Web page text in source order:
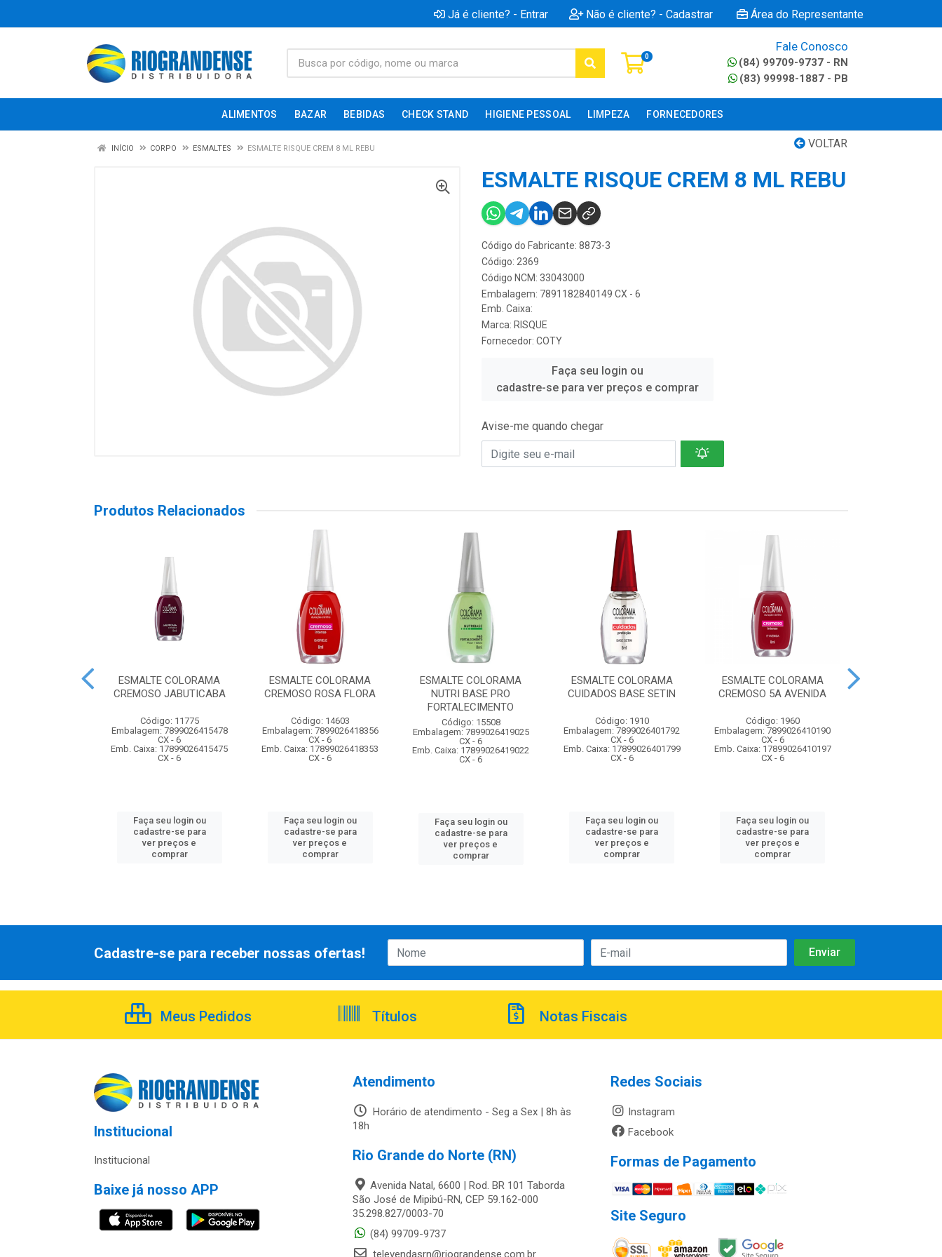
Já é cliente? - Entrar Não é cliente? - Cadastrar Área do Representante
0
Fale Conosco
(84) 99709-9737 - RN
(83) 99998-1887 - PB
ALIMENTOS BAZAR BEBIDAS CHECK STAND HIGIENE PESSOAL LIMPEZA FORNECEDORES
VOLTAR
INÍCIO CORPO ESMALTES ESMALTE RISQUE CREM 8 ML REBU
ESMALTE RISQUE CREM 8 ML REBU
Código do Fabricante: 8873-3
Código: 2369
Código NCM: 33043000
Embalagem: 7891182840149 CX - 6
Emb. Caixa:
Marca: RISQUE
Fornecedor: COTY
Faça seu login ou
cadastre-se para ver preços e comprar
Avise-me quando chegar
Produtos Relacionados
ESMALTE COLORAMA
CREMOSO JABUTICABA
Código: 11775
Embalagem: 7899026415478
CX - 6
Emb. Caixa: 17899026415475
CX - 6
Faça seu login ou
cadastre-se para
ver preços e
comprar
ESMALTE COLORAMA
CREMOSO ROSA FLORA
Código: 14603
Embalagem: 7899026418356
CX - 6
Emb. Caixa: 17899026418353
CX - 6
Faça seu login ou
cadastre-se para
ver preços e
comprar
ESMALTE COLORAMA
NUTRI BASE PRO
FORTALECIMENTO
Código: 15508
Embalagem: 7899026419025
CX - 6
Emb. Caixa: 17899026419022
CX - 6
Faça seu login ou
cadastre-se para
ver preços e
comprar
ESMALTE COLORAMA
CUIDADOS BASE SETIN
Código: 1910
Embalagem: 7899026401792
CX - 6
Emb. Caixa: 17899026401799
CX - 6
Faça seu login ou
cadastre-se para
ver preços e
comprar
ESMALTE COLORAMA
CREMOSO 5A AVENIDA
Código: 1960
Embalagem: 7899026410190
CX - 6
Emb. Caixa: 17899026410197
CX - 6
Faça seu login ou
cadastre-se para
ver preços e
comprar
Cadastre-se para receber nossas ofertas!
Meus Pedidos Títulos Notas Fiscais
Institucional
Institucional
Baixe já nosso APP
Atendimento
Horário de atendimento - Seg a Sex | 8h às
18h
Rio Grande do Norte (RN)
Avenida Natal, 6600 | Rod. BR 101 Taborda
São José de Mipibú-RN, CEP 59.162-000
35.298.827/0003-70
(84) 99709-9737
televendasrn@riograndense.com.br
Redes Sociais
Instagram
Facebook
Formas de Pagamento
Site Seguro